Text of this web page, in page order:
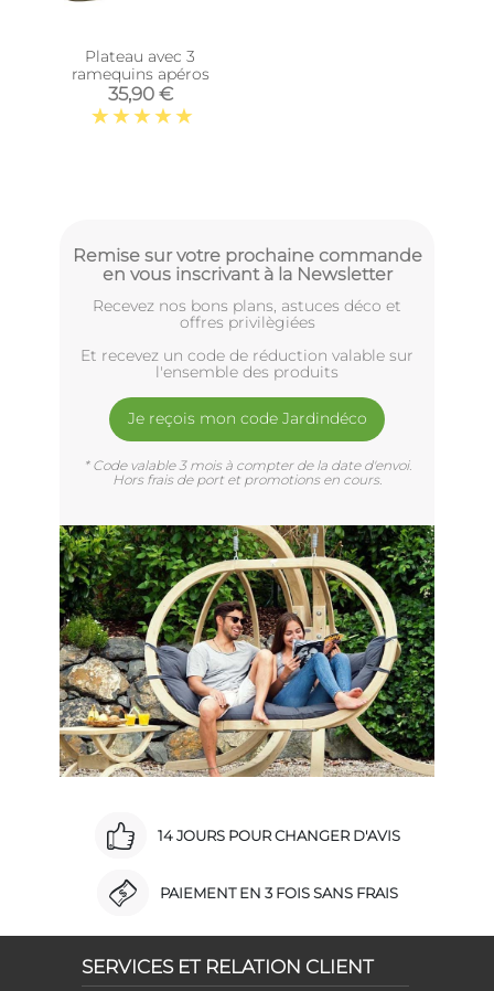
Plateau avec 3
ramequins apéros
35,90 €
Remise sur votre prochaine commande
en vous inscrivant à la Newsletter
Recevez nos bons plans, astuces déco et
offres privilègiées
Et recevez un code de réduction valable sur
l'ensemble des produits
Je reçois mon code Jardindéco
* Code valable 3 mois à compter de la date d'envoi.
Hors frais de port et promotions en cours.
14 JOURS POUR CHANGER D'AVIS
PAIEMENT EN 3 FOIS SANS FRAIS
SERVICES ET RELATION CLIENT